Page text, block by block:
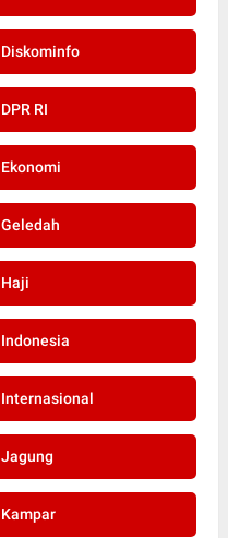
Diskominfo
DPR RI
Ekonomi
Geledah
Haji
Indonesia
Internasional
Jagung
Kampar